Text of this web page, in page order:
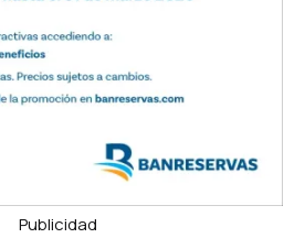
Publicidad